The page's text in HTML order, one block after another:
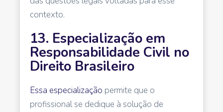
contexto.
13. Especialização em
Responsabilidade Civil no
Direito Brasileiro
Essa especialização permite que o
profissional se dedique à solução de